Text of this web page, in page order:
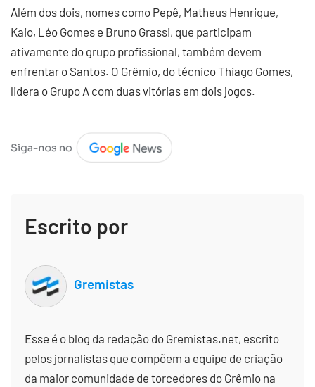
Além dos dois, nomes como Pepê, Matheus Henrique,
Kaio, Léo Gomes e Bruno Grassi, que participam
ativamente do grupo profissional, também devem
enfrentar o Santos. O Grêmio, do técnico Thiago Gomes,
lidera o Grupo A com duas vitórias em dois jogos.
Escrito por
Gremistas
Esse é o blog da redação do Gremistas.net, escrito
pelos jornalistas que compõem a equipe de criação
da maior comunidade de torcedores do Grêmio na